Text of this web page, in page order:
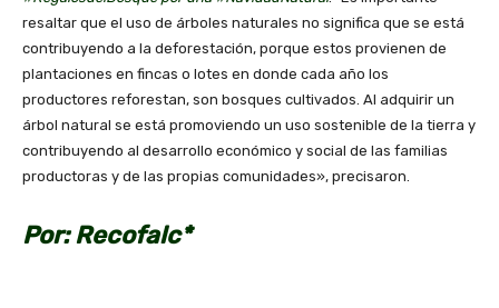
resaltar que el uso de árboles naturales no significa que se está
contribuyendo a la deforestación, porque estos provienen de
plantaciones en fincas o lotes en donde cada año los
productores reforestan, son bosques cultivados. Al adquirir un
árbol natural se está promoviendo un uso sostenible de la tierra y
contribuyendo al desarrollo económico y social de las familias
productoras y de las propias comunidades», precisaron.
Por: Recofalc*